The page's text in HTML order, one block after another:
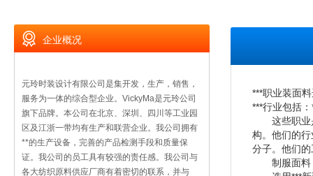
企业概况
元玲时装设计有限公司是集开发，生产，销售，
服务为一体的综合型企业。VickyMa是元玲公司
旗下品牌。本公司在北京、深圳、四川等工业园
区及江浙一带均有生产和联营企业。我公司拥有
**的生产设备，完善的产品检测手段和质量保
证。我公司的员工具有较强的责任感。我公司与
各大纺织原料供应厂商有着密切的联系，并与
***职业装面
***行业包括
这些职业是
构。他们的
分子。他们
制服面料